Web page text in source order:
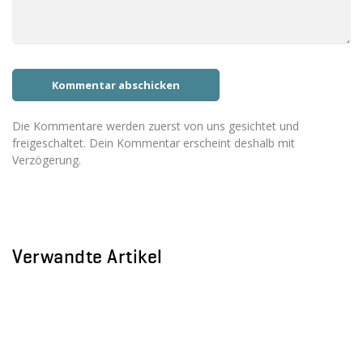
Die Kommentare werden zuerst von uns gesichtet und
freigeschaltet. Dein Kommentar erscheint deshalb mit
Verzögerung.
Verwandte Artikel